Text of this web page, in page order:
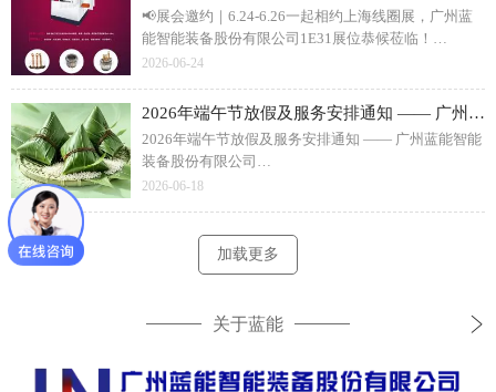
📢展会邀约｜6.24-6.26一起相约上海线圈展，广州蓝
能智能装备股份有限公司1E31展位恭候莅临！
6 月 24 日 - 26 日，广州蓝能智能装备将参展上海国际
方案、磁性材料创新焊接工艺、电机变压器高效焊接
景。专业技术团队现场一对一工艺洽谈，提供非标定
制、试样测试服务，诚邀新老客户、行业同仁莅临观
展，共探线圈智造新技术。
2026-06-24
2026年端午节放假及服务安排通知 —— 广州蓝能智能装备股份有限公司
2026年端午节放假及服务安排通知 —— 广州蓝能智能
装备股份有限公司
2026 年广州蓝能智能装备端午放假时间为 6 月 19 日 -
询正常值守，同步项目进度保障，附厂家电话、微
信、地址全套联系方式，设备故障可随时对接处理。
2026-06-18
加载更多
关于蓝能